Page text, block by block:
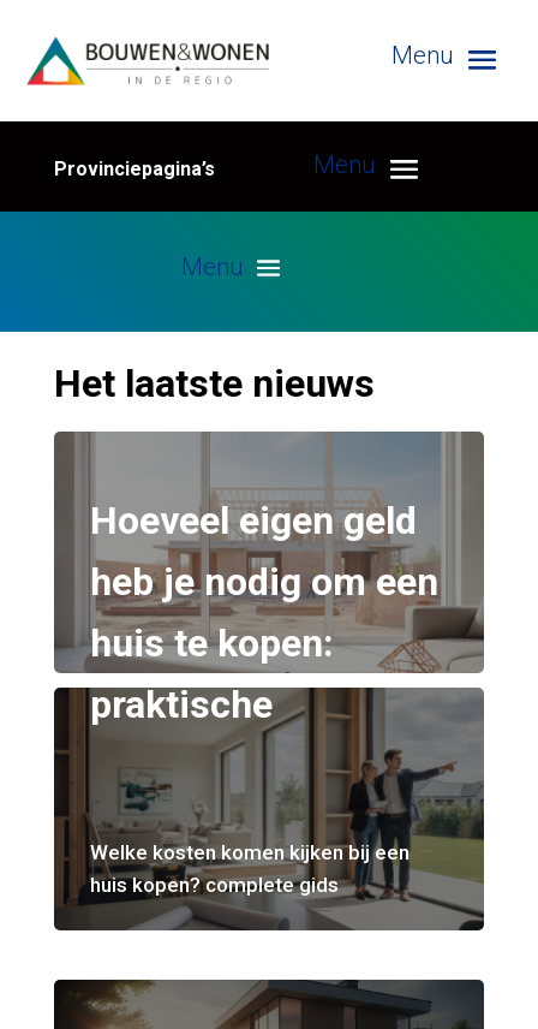
Provinciepagina’s
Het laatste nieuws
Hoeveel eigen geld
heb je nodig om een
huis te kopen:
praktische
Welke kosten komen kijken bij een
huis kopen? complete gids